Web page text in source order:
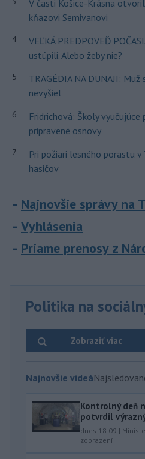
V časti Košice-Krásna
kňazovi Semivanovi
4
VEĽKÁ PREDPOVEĎ
ustúpili. Alebo žeby nie?
5
TRAGÉDIA NA DUNAJI:
nevyšiel
6
Fridrichová: Školy
pripravené osnovy
7
Pri požiari lesného porastu
hasičov
Najnovšie správy na
Vyhlásenia
Priame prenosy z
Politika na
Zobraziť viac
Najnovšie videá
Kontrolný deň
potvrdil
dnes 18:09 |
zobrazení